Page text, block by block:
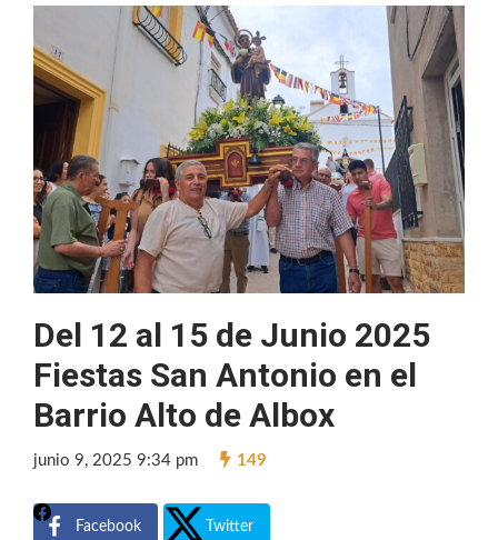
Del 12 al 15 de Junio 2025
Fiestas San Antonio en el
Barrio Alto de Albox
junio 9, 2025 9:34 pm 149
Facebook Twitter